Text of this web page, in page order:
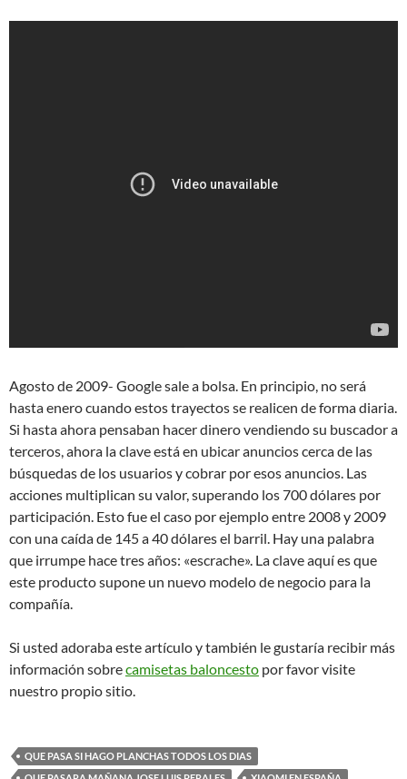
Agosto de 2009- Google sale a bolsa. En principio, no será
hasta enero cuando estos trayectos se realicen de forma diaria.
Si hasta ahora pensaban hacer dinero vendiendo su buscador a
terceros, ahora la clave está en ubicar anuncios cerca de las
búsquedas de los usuarios y cobrar por esos anuncios. Las
acciones multiplican su valor, superando los 700 dólares por
participación. Esto fue el caso por ejemplo entre 2008 y 2009
con una caída de 145 a 40 dólares el barril. Hay una palabra
que irrumpe hace tres años: «escrache». La clave aquí es que
este producto supone un nuevo modelo de negocio para la
compañía.
Si usted adoraba este artículo y también le gustaría recibir más
información sobrecamisetas baloncesto por favor visite
nuestro propio sitio.
QUE PASA SI HAGO PLANCHAS TODOS LOS DIAS